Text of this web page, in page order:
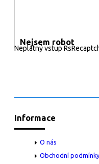
Nejsem robot
Neplatný vstup
Informace
O nás
Obchodní podmínky